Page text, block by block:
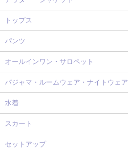
トップス
パンツ
オールインワン・サロペット
パジャマ・ルームウェア・ナイトウェア
水着
スカート
セットアップ